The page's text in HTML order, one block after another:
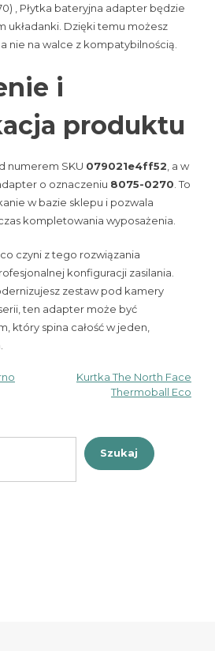
, Płytka bateryjna adapter będzie
układanki. Dzięki temu możesz
nie na walce z kompatybilnością.
i
produktu
numerem SKU 079021e4ff52 , a w
o oznaczeniu 8075-0270 . To
w bazie sklepu i pozwala
kompletowania wyposażenia.
czyni z tego rozwiązania
konfiguracji zasilania.
zestaw pod kamery
ten adapter może być
który spina całość w jeden,
Kurtka The North Face
Thermoball Eco
Szukaj